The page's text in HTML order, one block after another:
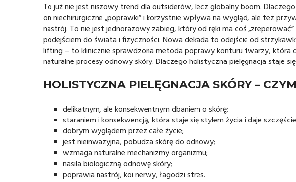
To już nie jest niszowy trend dla outsiderów, lecz globalny boom.
on niechirurgiczne „poprawki” i korzystnie wpływa na wygląd, ale tez
nastrój. To nie jest jednorazowy zabieg, który od ręki ma coś
podejściem do świata i fizyczności. Nowa dekada to odejście od
lifting – to klinicznie sprawdzona metoda poprawy konturu twarzy, która
naturalne procesy odnowy skóry. Dlaczego holistyczna pielęgnacja staje
HOLISTYCZNA PIELĘGNACJA SKÓRY –
delikatnym, ale konsekwentnym dbaniem o skórę;
staraniem i konsekwencją, która staje się stylem życia i daje
dobrym wyglądem przez całe życie;
jest nieinwazyjna, pobudza skórę do odnowy;
wzmaga naturalne mechanizmy organizmu;
nasila biologiczną odnowę skóry;
poprawia nastrój, koi nerwy, łagodzi stres.